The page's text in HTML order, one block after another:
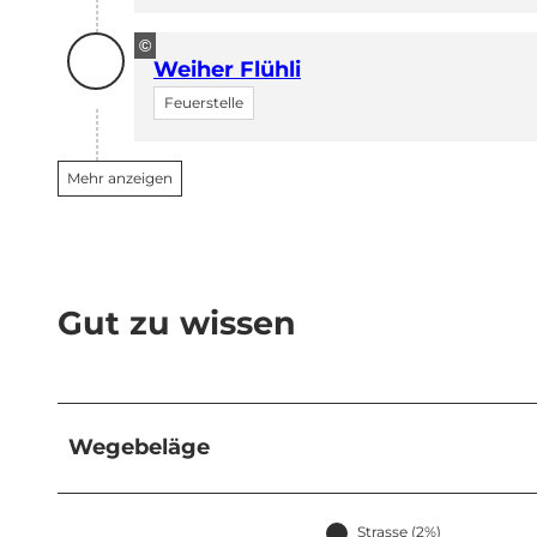
©
Weiher Flühli
Feuerstelle
Mehr anzeigen
Gut zu wissen
Wegebeläge
Strasse (2%)